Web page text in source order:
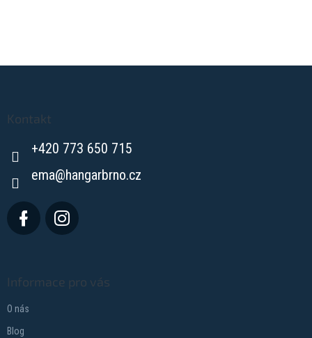
Kontakt
+420 773 650 715
ema@hangarbrno.cz
Informace pro vás
O nás
Blog